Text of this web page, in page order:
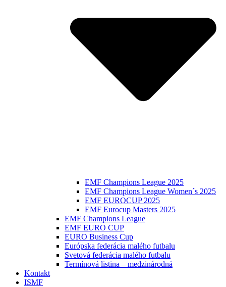
EMF Champions League 2025
EMF Champions League Women´s 2025
EMF EUROCUP 2025
EMF Eurocup Masters 2025
EMF Champions League
EMF EURO CUP
EURO Business Cup
Európska federácia malého futbalu
Svetová federácia malého futbalu
Termínová listina – medzinárodná
Kontakt
ISMF